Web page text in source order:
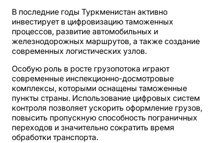
В последние годы Туркменистан активно
инвестирует в цифровизацию таможенных
процессов, развитие автомобильных и
железнодорожных маршрутов, а также создание
современных логистических узлов.
Особую роль в росте грузопотока играют
современные инспекционно-досмотровые
комплексы, которыми оснащены таможенные
пункты страны. Использование цифровых систем
контроля позволяет ускорить оформление грузов,
повысить пропускную способность пограничных
переходов и значительно сократить время
обработки транспорта.